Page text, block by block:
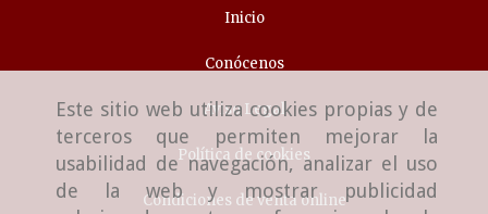
Este sitio web utiliza cookies propias y de
terceros que permiten mejorar la
usabilidad de navegación, analizar el uso
de la web y mostrar publicidad
Inicio
Conócenos
Aviso Legal
Política de cookies
Condiciones de venta online